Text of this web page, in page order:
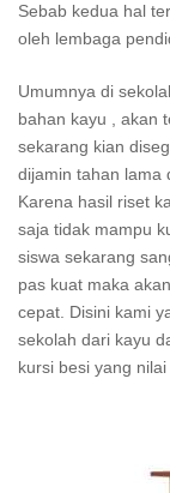
Sebab kedua hal
oleh lembaga
Umumnya di
bahan kayu , akan
sekarang kian
dijamin tahan lama
Karena hasil riset
saja tidak mampu
siswa sekarang
pas kuat maka
cepat. Disini kami
sekolah dari kayu
kursi besi yang